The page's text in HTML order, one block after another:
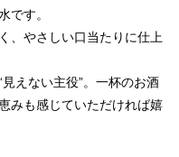
です。
、やさしい口当たりに仕上
えない主役”。一杯のお酒
みも感じていただければ嬉